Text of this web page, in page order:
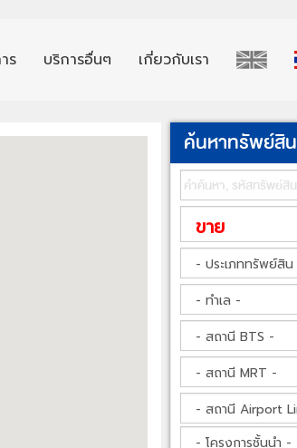
ร บริการอื่นๆ เกี่ยวกับเรา
ค้นหาทรัพย์สิน